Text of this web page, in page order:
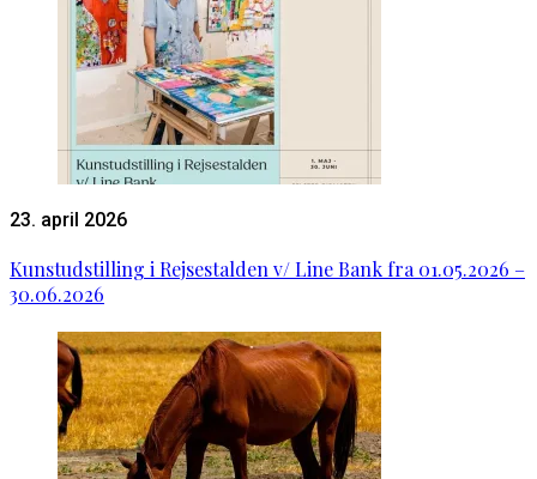
23. april 2026
Kunstudstilling i Rejsestalden v/ Line Bank fra 01.05.2026 –
30.06.2026